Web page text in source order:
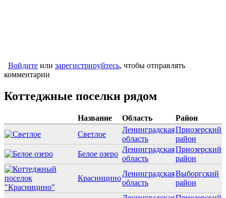
Войдите или зарегистрируйтесь, чтобы отправлять
комментарии
Коттеджные поселки рядом
Название Область
Район
Светлое
Ленинградская
область
Приозерский
район
Белое озеро
Ленинградская
область
Приозерский
район
Красницино
Ленинградская
область
Выборгский
район